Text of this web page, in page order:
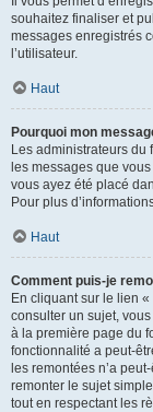
souhaitez finaliser et
messages enregistrés
l’utilisateur.
Haut
Pourquoi mon
Les administrateurs du
les messages que
vous ayez été placé
Pour plus
Haut
Comment puis-je
En cliquant sur le lien
consulter un sujet,
à la première page du
fonctionnalité a peut-
les remontées n’a
remonter le sujet
tout en respectant les